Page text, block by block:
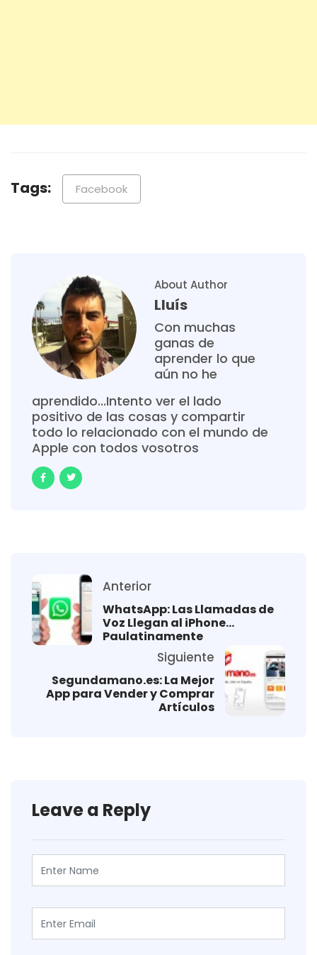
Tags: Facebook
About Author
Lluís
Con muchas
ganas de
aprender lo que
aún no he
aprendido...Intento ver el lado
positivo de las cosas y compartir
todo lo relacionado con el mundo de
Apple con todos vosotros
Anterior
WhatsApp: Las Llamadas de
Voz Llegan al iPhone…
Paulatinamente
Siguiente
Segundamano.es: La Mejor
App para Vender y Comprar
Artículos
Leave a Reply